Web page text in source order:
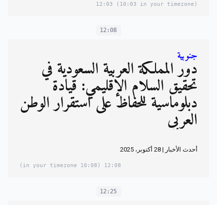
12:03 (10:03 in your timezone)
12:08
جنوبية
دور المملكة العربية السعودية في
تحقيق السلام الإقليمي: قيادة
دبلوماسية للحفاظ على استقرار الوطن
العربي
أحدث الأخبار | 28 أكتوبر، 2025
12:08
(10:08 in your timezone)
12:25